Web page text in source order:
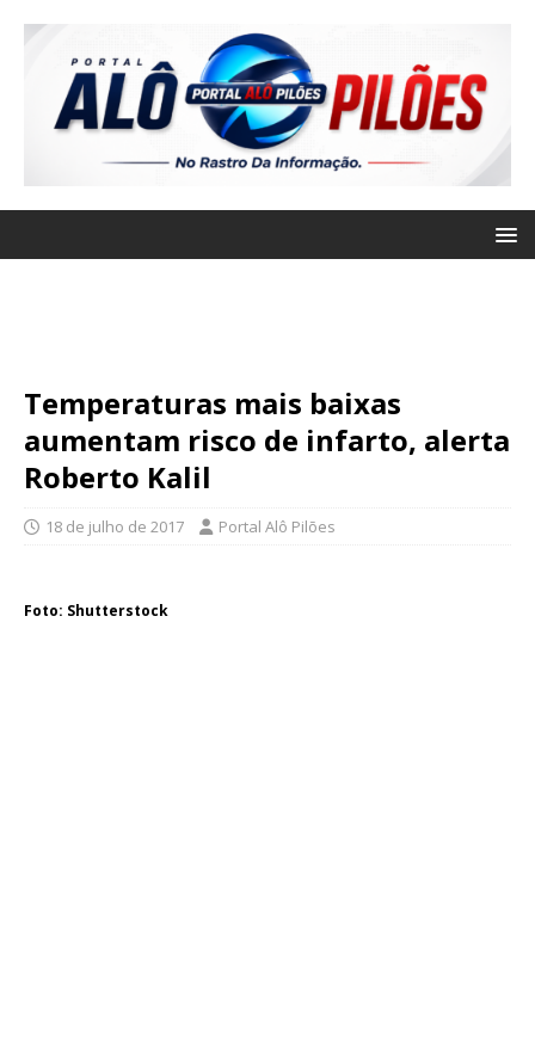
Temperaturas mais baixas
aumentam risco de infarto, alerta
Roberto Kalil
18 de julho de 2017 Portal Alô Pilões
Foto: Shutterstock